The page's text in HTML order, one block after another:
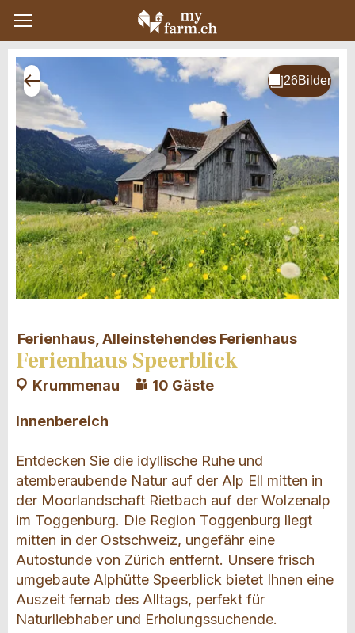
Ferienhaus, Alleinstehendes Ferienhaus
Ferienhaus Speerblick
Krummenau 10 Gäste
Innenbereich
Entdecken Sie die idyllische Ruhe und
atemberaubende Natur auf der Alp Ell mitten in
der Moorlandschaft Rietbach auf der Wolzenalp
im Toggenburg. Die Region Toggenburg liegt
mitten in der Ostschweiz, ungefähr eine
Autostunde von Zürich entfernt. Unsere frisch
umgebaute Alphütte Speerblick bietet Ihnen eine
Auszeit fernab des Alltags, perfekt für
Naturliebhaber und Erholungssuchende.